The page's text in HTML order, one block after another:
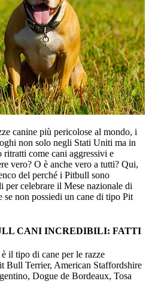
canine più pericolose al mondo, i
non solo negli Stati Uniti ma in
come cani aggressivi e
vero? O è anche vero a tutti? Qui,
del perché i Pitbull sono
celebrare il Mese nazionale di
se non possiedi un cane di tipo Pit
CANI INCREDIBILI: FATTI
il tipo di cane per le razze
Bull Terrier, American Staffordshire
Dogue de Bordeaux, Tosa